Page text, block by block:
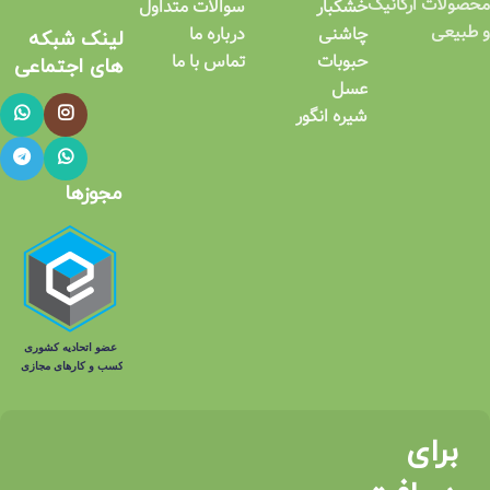
محصولات ارگانیک
و طبیعی
خشکبار
چاشنی
حبوبات
عسل
شیره انگور
سوالات متداول
درباره ما
تماس با ما
لینک شبکه
های اجتماعی​
مجوزها
برای